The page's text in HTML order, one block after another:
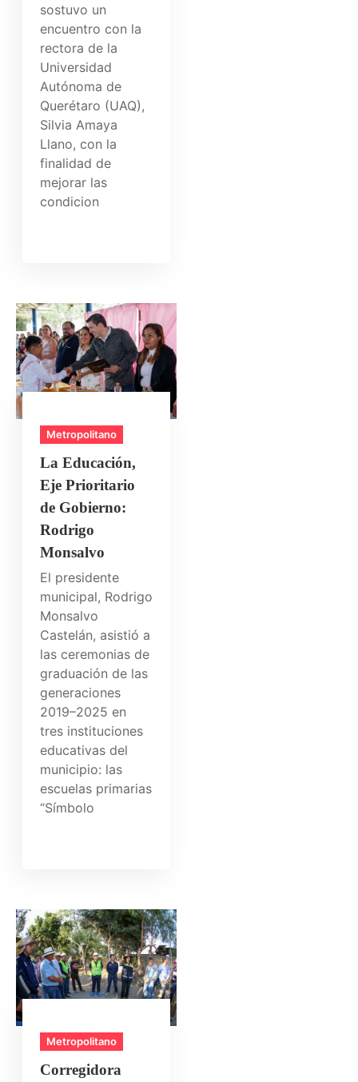
sostuvo un
encuentro con la
rectora de la
Universidad
Autónoma de
Querétaro (UAQ),
Silvia Amaya
Llano, con la
finalidad de
mejorar las
condicion
Metropolitano
La Educación,
Eje Prioritario
de Gobierno:
Rodrigo
Monsalvo
El presidente
municipal, Rodrigo
Monsalvo
Castelán, asistió a
las ceremonias de
graduación de las
generaciones
2019–2025 en
tres instituciones
educativas del
municipio: las
escuelas primarias
“Símbolo
Metropolitano
Corregidora